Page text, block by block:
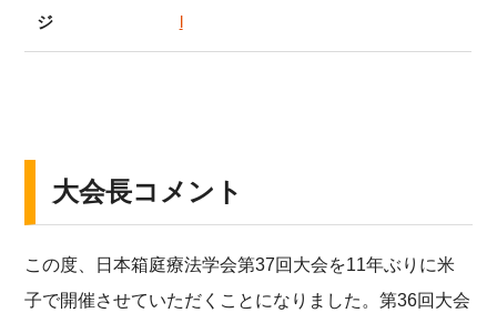
ジ
l
大会長コメント
この度、日本箱庭療法学会第37回大会を11年ぶりに米
子で開催させていただくことになりました。第36回大会